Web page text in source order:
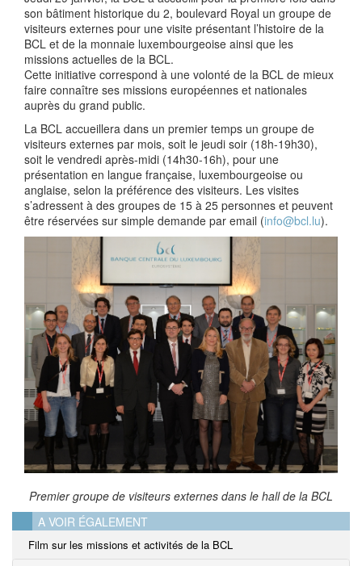
son bâtiment historique du 2, boulevard Royal un groupe de
visiteurs externes pour une visite présentant l’histoire de la
BCL et de la monnaie luxembourgeoise ainsi que les
missions actuelles de la BCL.
Cette initiative correspond à une volonté de la BCL de mieux
faire connaître ses missions européennes et nationales
auprès du grand public.
La BCL accueillera dans un premier temps un groupe de
visiteurs externes par mois, soit le jeudi soir (18h-19h30),
soit le vendredi après-midi (14h30-16h), pour une
présentation en langue française, luxembourgeoise ou
anglaise, selon la préférence des visiteurs. Les visites
s’adressent à des groupes de 15 à 25 personnes et peuvent
être réservées sur simple demande par email (info@bcl.lu).
Premier groupe de visiteurs externes dans le hall de la BCL
A VOIR ÉGALEMENT
Film sur les missions et activités de la BCL